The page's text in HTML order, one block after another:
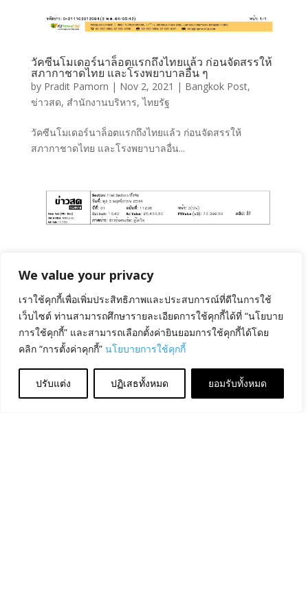
We value your privacy
เราใช้คุกกี้เพื่อเพิ่มประสิทธิภาพและประสบการณ์ที่ดีในการใช้
เว็บไซต์ ท่านสามารถศึกษารายละเอียดการใช้คุกกี้ได้ที่ “นโยบาย
การใช้คุกกี้” และสามารถเลือกตั้งค่ายินยอมการใช้คุกกี้ได้โดย
คลิก “การตั้งค่าคุกกี้” นโยบายการใช้คุกกี้
ปรับแต่ง ปฏิเสธทั้งหมด ยอมรับทั้งหมด
วัคซีนโมเดอร์นาล็อตแรกถึงไทยแล้ว ก่อนจัดสรรให้
สภากาชาดไทย และโรงพยาบาลอื่น ๆ
by Pradit Pamorn | Nov 2, 2021 | Bangkok Post,
ข่าวสด, สำนักงานบริหาร,ไทยรัฐ
วัคซีนโมเดอร์นาล็อตแรกถึงไทยแล้ว ก่อนจัดสรรให้
สภากาชาดไทย และโรงพยาบาลอื่น...